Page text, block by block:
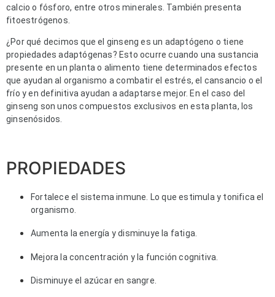
calcio o fósforo, entre otros minerales. También presenta
fitoestrógenos.
¿Por qué decimos que el ginseng es un adaptógeno o tiene
propiedades adaptógenas? Esto ocurre cuando una sustancia
presente en un planta o alimento tiene determinados efectos
que ayudan al organismo a combatir el estrés, el cansancio o el
frío y en definitiva ayudan a adaptarse mejor. En el caso del
ginseng son unos compuestos exclusivos en esta planta, los
ginsenósidos.
PROPIEDADES
Fortalece el sistema inmune. Lo que estimula y tonifica el
organismo.
Aumenta la energía y disminuye la fatiga.
Mejora la concentración y la función cognitiva.
Disminuye el azúcar en sangre.